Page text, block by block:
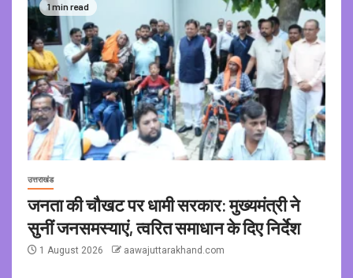
1 min read
उत्तराखंड
जनता की चौखट पर धामी सरकार: मुख्यमंत्री ने
सुनीं जनसमस्याएं, त्वरित समाधान के दिए निर्देश
1 August 2026 aawajuttarakhand.com